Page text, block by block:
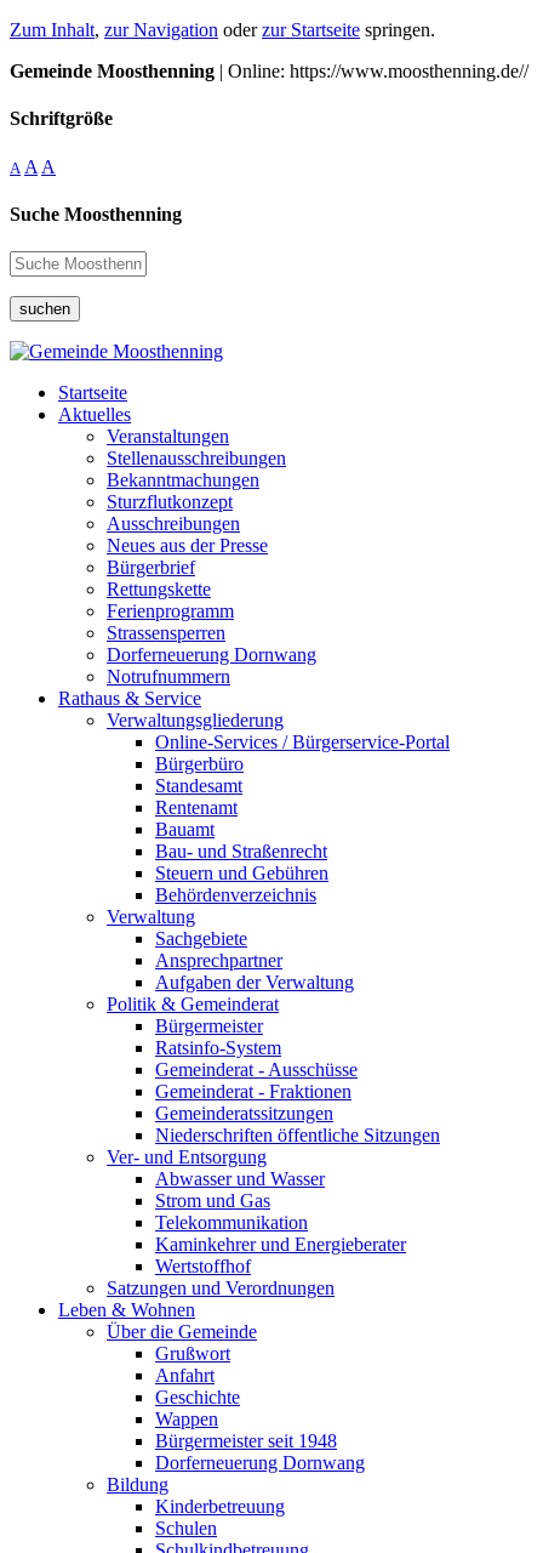
Zum Inhalt, zur Navigation oderzur Startseite springen.
Gemeinde Moosthenning | Online: https://www.moosthenning.de//
Schriftgröße
A A A
Suche Moosthenning
suchen
Startseite
Aktuelles
Veranstaltungen
Stellenausschreibungen
Bekanntmachungen
Sturzflutkonzept
Ausschreibungen
Neues aus der Presse
Bürgerbrief
Rettungskette
Ferienprogramm
Strassensperren
Dorferneuerung Dornwang
Notrufnummern
Rathaus & Service
Verwaltungsgliederung
Online-Services / Bürgerservice-Portal
Bürgerbüro
Standesamt
Rentenamt
Bauamt
Bau- und Straßenrecht
Steuern und Gebühren
Behördenverzeichnis
Verwaltung
Sachgebiete
Ansprechpartner
Aufgaben der Verwaltung
Politik & Gemeinderat
Bürgermeister
Ratsinfo-System
Gemeinderat - Ausschüsse
Gemeinderat - Fraktionen
Gemeinderatssitzungen
Niederschriften öffentliche Sitzungen
Ver- und Entsorgung
Abwasser und Wasser
Strom und Gas
Telekommunikation
Kaminkehrer und Energieberater
Wertstoffhof
Satzungen und Verordnungen
Leben & Wohnen
Über die Gemeinde
Grußwort
Anfahrt
Geschichte
Wappen
Bürgermeister seit 1948
Dorferneuerung Dornwang
Bildung
Kinderbetreuung
Schulen